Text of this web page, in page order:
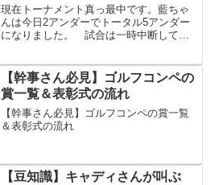
現在トーナメント真っ最中です。藍ちゃ
んは今日2アンダーでトータル5アンダー
になりました。 試合は一時中断してさ
ちの選手が63,64と凄いスコアーを出して
いるので、上位に...
【幹事さん必見】ゴルフコンペの
賞一覧＆表彰式の流れ
【幹事さん必見】ゴルフコンペの賞一覧
＆表彰式の流れ
【豆知識】キャディさんが叫ぶ